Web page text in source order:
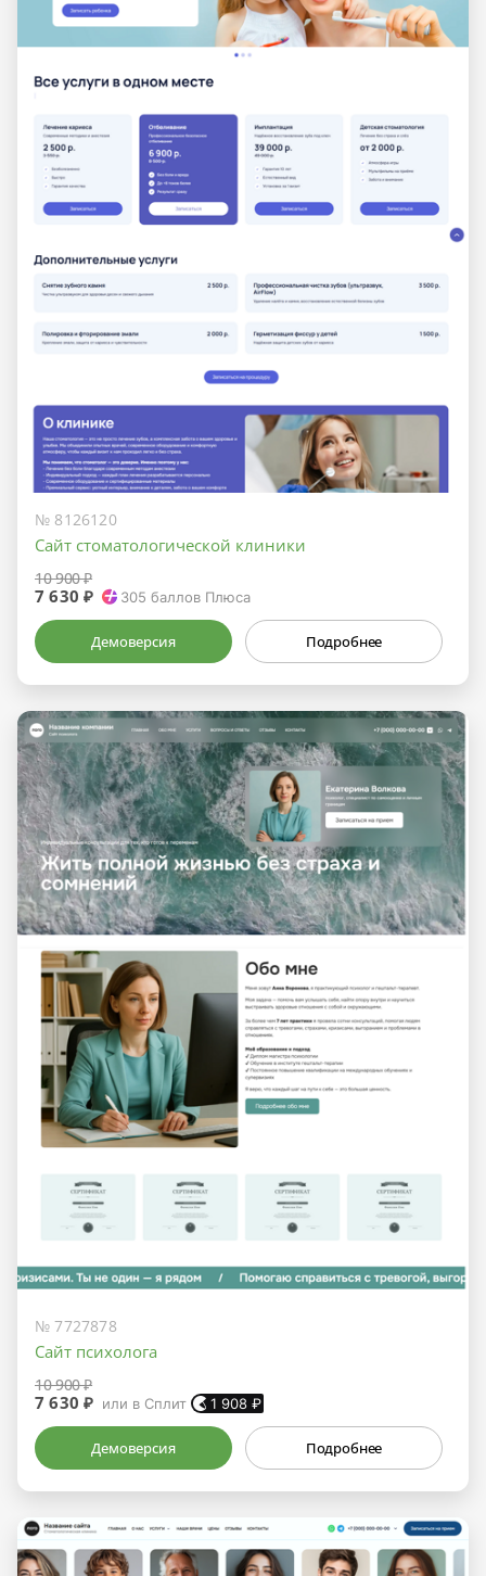
№ 8126120
Сайт стоматологической клиники
10 900 ₽
7 630 ₽ 305 баллов Плюса
Демоверсия Подробнее
№ 7727878
Сайт психолога
10 900 ₽
7 630 ₽ или в Сплит 1 908 ₽
Демоверсия Подробнее